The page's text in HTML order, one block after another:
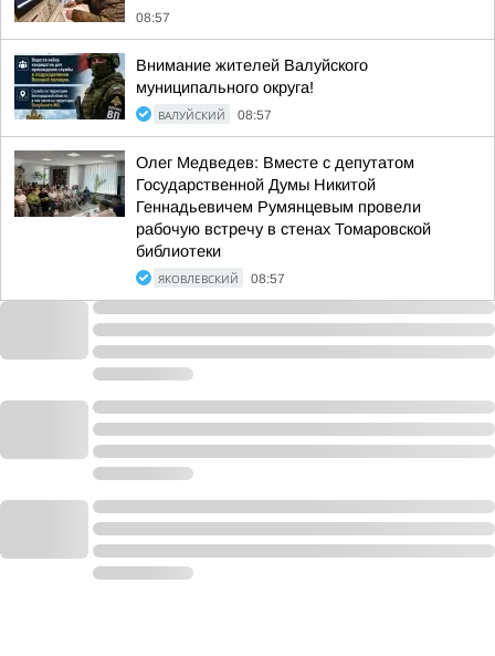
08:57
Внимание жителей Валуйского
муниципального округа!
ВАЛУЙСКИЙ 08:57
Олег Медведев: Вместе с депутатом
Государственной Думы Никитой
Геннадьевичем Румянцевым провели
рабочую встречу в стенах Томаровской
библиотеки
ЯКОВЛЕВСКИЙ 08:57